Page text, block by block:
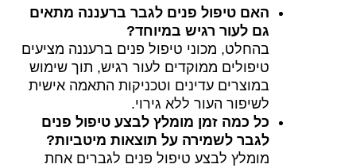
האם טיפול פנים לגבר ברעננה מתאים
גם לעור רגיש במיוחד?
בהחלט, מכוני טיפול פנים ברעננה מציעים
טיפולים ממוקדים לעור רגיש, תוך שימוש
במוצרים עדינים וטכניקות התאמה אישית
לשיפור העור ללא גירוי.
כל כמה זמן מומלץ לבצע טיפול פנים
לגבר לשמירה על תוצאות מיטביות?
מומלץ לבצע טיפול פנים לגברים אחת